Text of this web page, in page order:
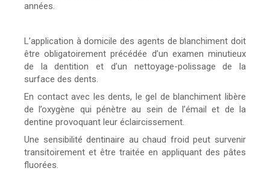
années.
L’application à domicile des agents de blanchiment doit
être obligatoirement précédée d’un examen minutieux
de la dentition et d’un nettoyage-polissage de la
surface des dents.
En contact avec les dents, le gel de blanchiment libère
de l’oxygène qui pénètre au sein de l’émail et de la
dentine provoquant leur éclaircissement.
Une sensibilité dentinaire au chaud froid peut survenir
transitoirement et être traitée en appliquant des pâtes
fluorées.